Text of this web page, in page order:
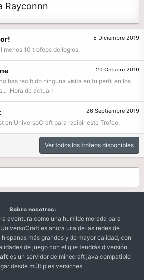
Rayconnn
5 Diciembre 2019
menos 10 trofeos de logros.
29 Octubre 2019
has recibido ninguna visita en tu perfil en los
¡Hora de actuar!
26 Septiembre 2019
en UniversoCraft para recibir este Trofeo.
Ver todos los trofeos disponibles
Sobre nosotros:
aventura como una humilde morada para
es ahora una de las redes de
más grandes y de mayor calidad, con
de juego con el que tendrás diversión
es un servidor de minecraft java compatible
desde múltiples versiones.